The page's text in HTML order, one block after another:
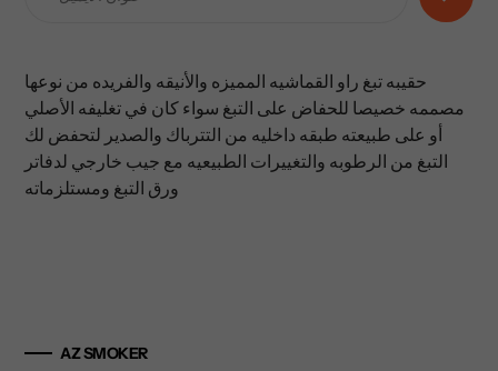
بك
حقيبه تبغ راو القماشيه المميزه والأنيقه والفريده من نوعها
مصممه خصيصا للحفاض على التبغ سواء كان في تغليفه الأصلي
أو على طبيعته طبقه داخليه من التترباك والصدير لتحفض لك
التبغ من الرطوبه والتغييرات الطبيعيه مع جيب خارجي لدفاتر
ورق التبغ ومستلزماته
AZ SMOKER